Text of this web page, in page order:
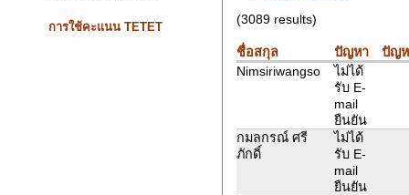
การใช้คะแนน TETET
(3089 results)
ชื่อสกุล ปัญหา
ปัญห
Nimsiriwangso
ไม่ได้
รับ E-
mail
ยืนยัน
กมลกรณ์ ศรี
ภักดิ์
ไม่ได้
รับ E-
mail
ยืนยัน